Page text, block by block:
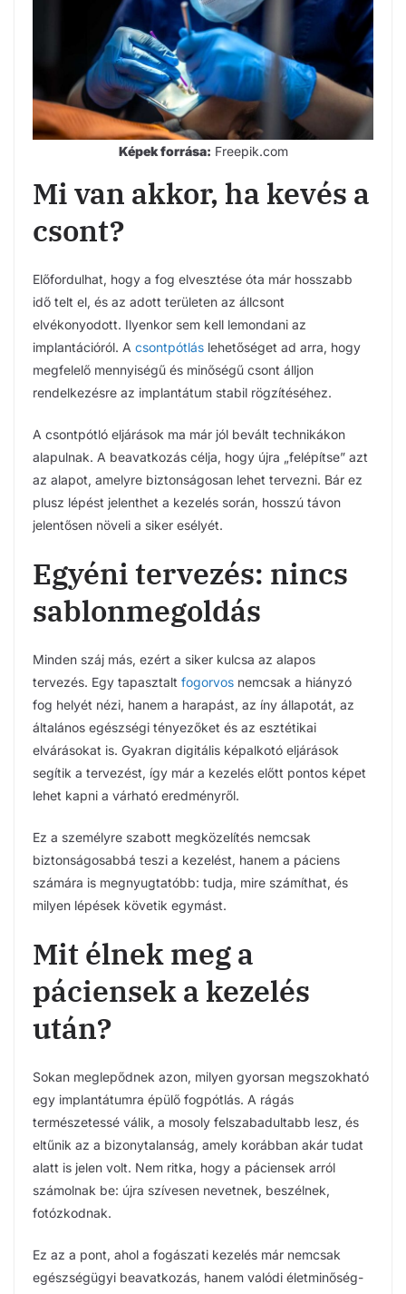
Képek forrása: Freepik.com
Mi van akkor, ha kevés a
csont?
Előfordulhat, hogy a fog elvesztése óta már hosszabb
idő telt el, és az adott területen az állcsont
elvékonyodott. Ilyenkor sem kell lemondani az
implantációról. A csontpótlás lehetőséget ad arra, hogy
megfelelő mennyiségű és minőségű csont álljon
rendelkezésre az implantátum stabil rögzítéséhez.
A csontpótló eljárások ma már jól bevált technikákon
alapulnak. A beavatkozás célja, hogy újra „felépítse” azt
az alapot, amelyre biztonságosan lehet tervezni. Bár ez
plusz lépést jelenthet a kezelés során, hosszú távon
jelentősen növeli a siker esélyét.
Egyéni tervezés: nincs
sablonmegoldás
Minden száj más, ezért a siker kulcsa az alapos
tervezés. Egy tapasztalt fogorvos nemcsak a hiányzó
fog helyét nézi, hanem a harapást, az íny állapotát, az
általános egészségi tényezőket és az esztétikai
elvárásokat is. Gyakran digitális képalkotó eljárások
segítik a tervezést, így már a kezelés előtt pontos képet
lehet kapni a várható eredményről.
Ez a személyre szabott megközelítés nemcsak
biztonságosabbá teszi a kezelést, hanem a páciens
számára is megnyugtatóbb: tudja, mire számíthat, és
milyen lépések követik egymást.
Mit élnek meg a
páciensek a kezelés
után?
Sokan meglepődnek azon, milyen gyorsan megszokható
egy implantátumra épülő fogpótlás. A rágás
természetessé válik, a mosoly felszabadultabb lesz, és
eltűnik az a bizonytalanság, amely korábban akár tudat
alatt is jelen volt. Nem ritka, hogy a páciensek arról
számolnak be: újra szívesen nevetnek, beszélnek,
fotózkodnak.
Ez az a pont, ahol a fogászati kezelés már nemcsak
egészségügyi beavatkozás, hanem valódi életminőség-